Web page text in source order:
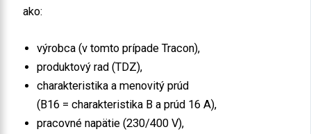
ako:
výrobca (v tomto prípade Tracon),
produktový rad (TDZ),
charakteristika a menovitý prúd
(B16 = charakteristika B a prúd 16 A),
pracovné napätie (230/400 V),